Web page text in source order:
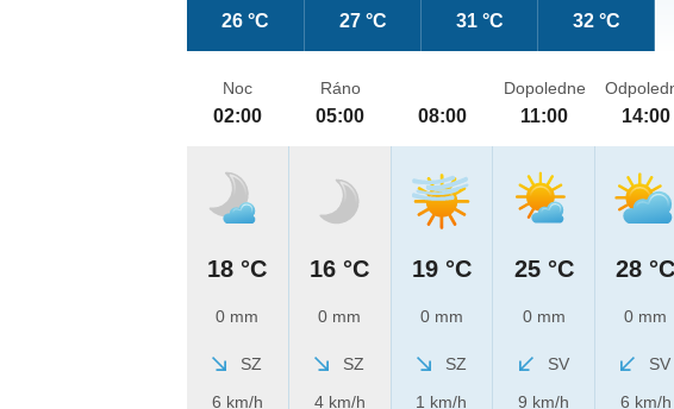
26 °C 27 °C 31 °C 32 °C
Noc
02:00
18 °C
0 mm
SZ
6 km/h
Ráno
05:00
16 °C
0 mm
SZ
4 km/h
08:00
19 °C
0 mm
SZ
1 km/h
Dopoledne
11:00
25 °C
0 mm
SV
9 km/h
14:00
28 °C
0 mm
SV
6 km/h